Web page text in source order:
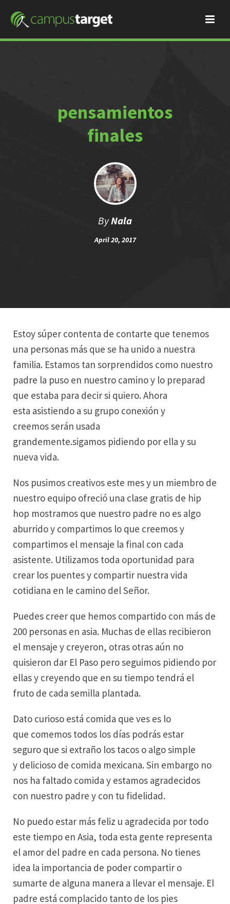
pensamientos
finales
ByNala
April 20, 2017
Estoy súper contenta de contarte que tenemos
una personas más que se ha unido a nuestra
familia. Estamos tan sorprendidos como nuestro
padre la puso en nuestro camino y lo preparad
que estaba para decir si quiero. Ahora
esta asistiendo a su grupo conexión y
creemos serán usada
grandemente.sigamos pidiendo por ella y su
nueva vida.
Nos pusimos creativos este mes y un miembro de
nuestro equipo ofreció una clase gratis de hip
hop mostramos que nuestro padre no es algo
aburrido y compartimos lo que creemos y
compartimos el mensaje la final con cada
asistente. Utilizamos toda oportunidad para
crear los puentes y compartir nuestra vida
cotidiana en le camino del Señor.
Puedes creer que hemos compartido con más de
200 personas en asia. Muchas de ellas recibieron
el mensaje y creyeron, otras otras aún no
quisieron dar El Paso pero seguimos pidiendo por
ellas y creyendo que en su tiempo tendrá el
fruto de cada semilla plantada.
Dato curioso está comida que ves es lo
que comemos todos los días podrás estar
seguro que si extraño los tacos o algo simple
y delicioso de comida mexicana. Sin embargo no
nos ha faltado comida y estamos agradecidos
con nuestro padre y con tu fidelidad.
No puedo estar más feliz u agradecida por todo
este tiempo en Asia, toda esta gente representa
el amor del padre en cada persona. No tienes
idea la importancia de poder compartir o
sumarte de alguna manera a llevar el mensaje. El
padre está complacido tanto de los pies